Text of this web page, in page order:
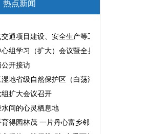
热点新闻
通项目建设、安全生产等工作
组学习（扩大）会议暨全县“两为”能力素质
开接访
地省级自然保护区（白荡湖片区）问题整改
扩大会议召开
间的心灵栖息地
得园林茂 一片丹心富乡邻